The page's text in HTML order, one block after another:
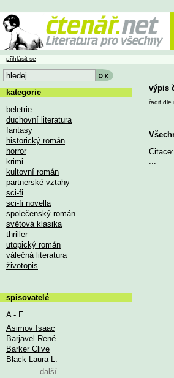
výpis
řadit dle
...
přihlásit se
kategorie
beletrie
duchovní literatura
fantasy
historický román
horror
krimi
kultovní román
partnerské vztahy
sci-fi
sci-fi novella
společenský román
světová klasika
thriller
utopický román
válečná literatura
životopis
spisovatelé
A - E
Asimov Isaac
Barjavel René
Barker Clive
Black Laura L.
další